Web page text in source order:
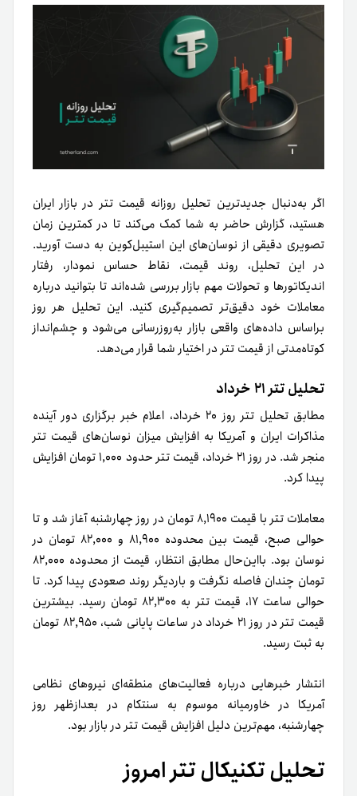
اگر به‌دنبال جدیدترین تحلیل روزانه قیمت تتر در بازار ایران
هستید، گزارش حاضر به شما کمک می‌کند تا در کمترین زمان
تصویری دقیقی از نوسان‌های این استیبل‌کوین به دست آورید.
در این تحلیل، روند قیمت، نقاط حساس نمودار، رفتار
اندیکاتورها و تحولات مهم بازار بررسی شده‌اند تا بتوانید درباره
معاملات خود دقیق‌تر تصمیم‌گیری کنید. این تحلیل هر روز
بر‌اساس داده‌های واقعی بازار به‌روزرسانی می‌شود و چشم‌انداز
کوتاه‌مدتی از قیمت تتر در اختیار شما قرار می‌دهد.
تحلیل تتر ۲۱ خرداد
مطابق تحلیل تتر روز ۲۰ خرداد، اعلام خبر برگزاری دور آینده
مذاکرات ایران و آمریکا به افزایش میزان نوسان‌های قیمت تتر
منجر شد. در روز ۲۱ خرداد، قیمت تتر حدود ۱,۰۰۰ تومان افزایش
پیدا کرد.
معاملات تتر با قیمت ۸,۱۹۰۰ تومان در روز چهارشنبه آغاز شد و تا
حوالی صبح، قیمت بین محدوده ۸۱,۹۰۰ و ۸۲,۰۰۰ تومان در
نوسان بود. بااین‌حال مطابق انتظار، قیمت از محدوده ۸۲,۰۰۰
تومان چندان فاصله نگرفت و باردیگر روند صعودی پیدا کرد. تا
حوالی ساعت ۱۷، قیمت تتر به ۸۲,۳۰۰ تومان رسید. بیشترین
قیمت تتر در روز ۲۱ خرداد در ساعات پایانی شب، ۸۲,۹۵۰ تومان
به ثبت رسید.
انتشار خبرهایی درباره فعالیت‌های منطقه‌ای نیروهای نظامی
آمریکا در خاورمیانه موسوم به سنتکام در بعدازظهر روز
چهارشنبه، مهم‌ترین دلیل افزایش قیمت تتر در بازار بود.
تحلیل تکنیکال تتر امروز